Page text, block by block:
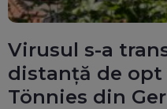
Virusul s-a
distanță de
Tönnies din